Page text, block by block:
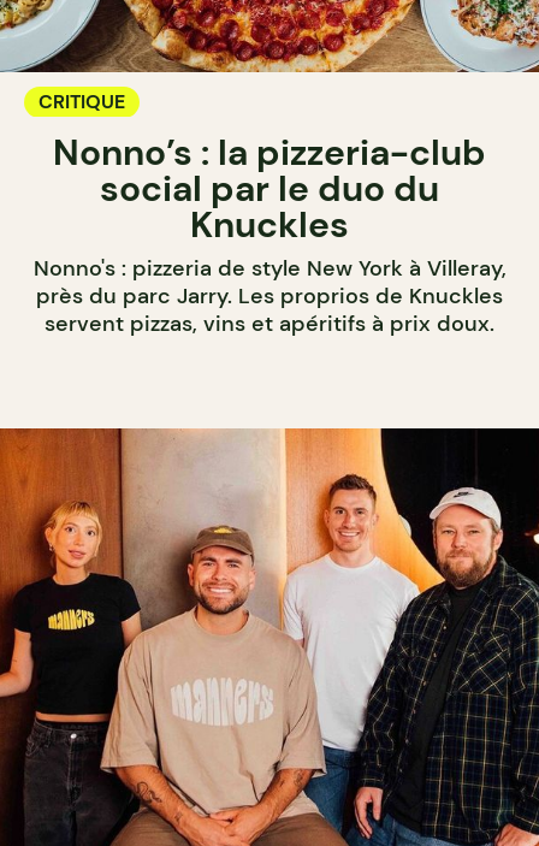
CRITIQUE
Nonno’s : la pizzeria-club
social par le duo du
Knuckles
Nonno's : pizzeria de style New York à Villeray,
près du parc Jarry. Les proprios de Knuckles
servent pizzas, vins et apéritifs à prix doux.